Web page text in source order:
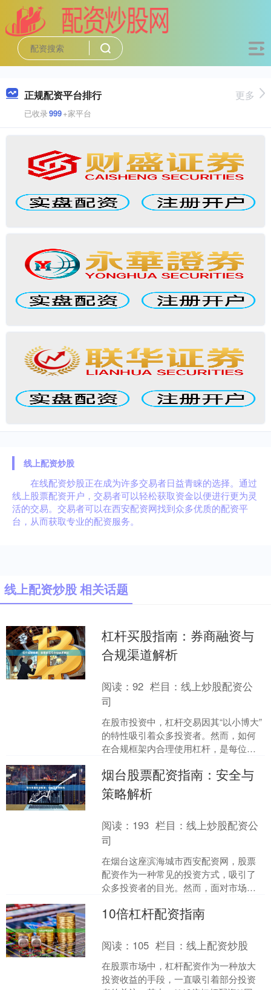
正规配资平台排行
已收录999+家平台
更多
线上配资炒股
在线配资炒股正在成为许多交易者日益青睐的选择。通过
线上股票配资开户，交易者可以轻松获取资金以便进行更为灵
活的交易。交易者可以在西安配资网找到众多优质的配资平
台，从而获取专业的配资服务。
线上配资炒股 相关话题
杠杆买股指南：券商融资与
合规渠道解析
阅读：92 栏目：线上炒股配资公
司
在股市投资中，杠杆交易因其“以小博大”
的特性吸引着众多投资者。然而，如何
在合规框架内合理使用杠杆，是每位投
解析券商融资及合规杠....
烟台股票配资指南：安全与
策略解析
阅读： 193 栏目：线上炒股配资公
司
在烟台这座滨海城市西安配资网，股票
配资作为一种常见的投资方式，吸引了
众多投资者的目光。然而，面对市场上
何确保资金安全并制定有效....
10倍杠杆配资指南
阅读： 105 栏目：线上配资炒股
在股票市场中，杠杆配资作为一种放大
投资收益的手段，一直吸引着部分投资